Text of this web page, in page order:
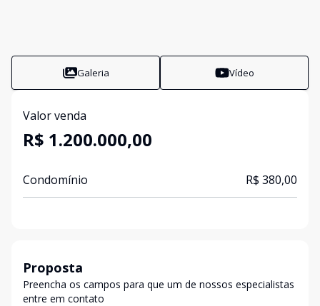
Galeria Vídeo
Valor venda
R$ 1.200.000,00
Condomínio R$ 380,00
Proposta
Preencha os campos para que um de nossos especialistas
entre em contato